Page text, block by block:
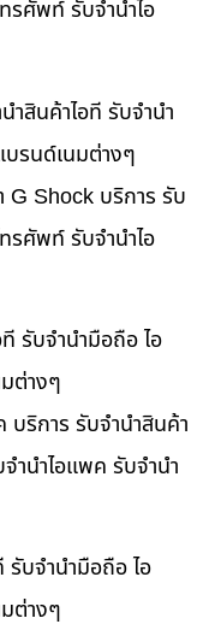
รศัพท์ รับจำนำไอ
สินค้าไอที รับจำนำ
รนด์เนมต่างๆ
G Shock บริการ รับ
รศัพท์ รับจำนำไอ
รับจำนำมือถือ ไอ
ต่างๆ
ริการ รับจำนำสินค้า
ำนำไอแพค รับจำนำ
รับจำนำมือถือ ไอ
ต่างๆ